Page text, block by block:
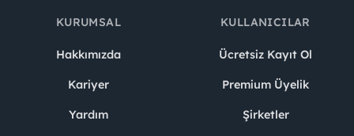
KURUMSAL
Hakkımızda
Kariyer
Yardım
KULLANICILAR
Ücretsiz Kayıt Ol
Premium Üyelik
Şirketler